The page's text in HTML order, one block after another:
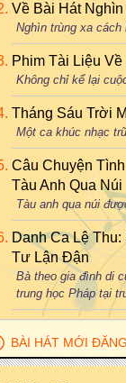
Về Bài Hát
Nghìn trùng xa
Phim Tài Liệu
Không chỉ kể lại
Tháng Sáu Trời
Một ca khúc nhạc
Câu Chuyện
Tàu Anh Qua Núi
Tàu anh qua núi
Danh Ca Lệ
Tư Lận Đận
Bà theo gia đình di
trung học Pháp tại
BÀI HÁT MỚI ĐĂNG